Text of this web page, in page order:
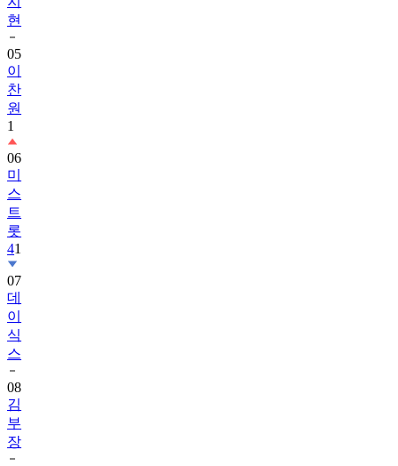
현
05
이
찬
원
1
06
미
스
트
롯
41
07
데
이
식
스
08
김
부
장